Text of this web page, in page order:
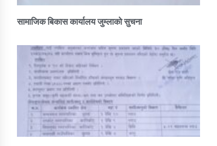
सामाजिक बिकास कार्यालय जुम्लाकाे सुचना